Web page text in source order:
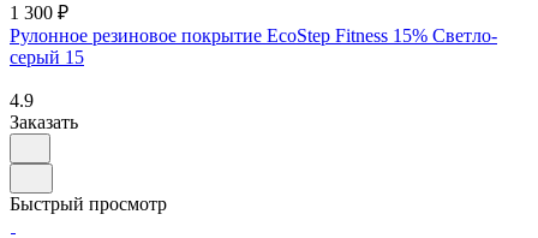
1 300 ₽
Рулонное резиновое покрытие EcoStep Fitness 15% Светло-
серый 15
4.9
Заказать
Быстрый просмотр